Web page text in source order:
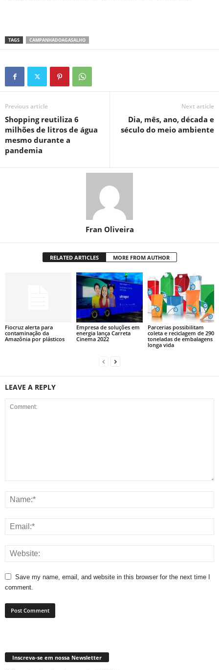
TAGS CAMPANHADOAGASALHO
Previous article
Shopping reutiliza 6
milhões de litros de água
mesmo durante a
pandemia
Next article
Dia, mês, ano, década e
século do meio ambiente
Fran Oliveira
RELATED ARTICLES MORE FROM AUTHOR
Fiocruz alerta para
contaminação da
Amazônia por plásticos
Empresa de soluções em
energia lança Carreta
Cinema 2022
Parcerias possibilitam
coleta e reciclagem de 290
toneladas de embalagens
longa vida
LEAVE A REPLY
Save my name, email, and website in this browser for the next time I
comment.
Inscreva-se em nossa Newsletter